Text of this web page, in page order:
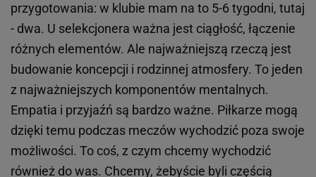
przygotowania: w klubie mam na to 5-6 tygodni, tutaj
- dwa. U selekcjonera ważna jest ciągłość, łączenie
różnych elementów. Ale najważniejszą rzeczą jest
budowanie koncepcji i rodzinnej atmosfery. To jeden
z najważniejszych komponentów mentalnych.
Empatia i przyjaźń są bardzo ważne. Piłkarze mogą
dzięki temu podczas meczów wychodzić poza swoje
możliwości. To coś, z czym chcemy wychodzić
również do was. Chcemy, żebyście byli częścią